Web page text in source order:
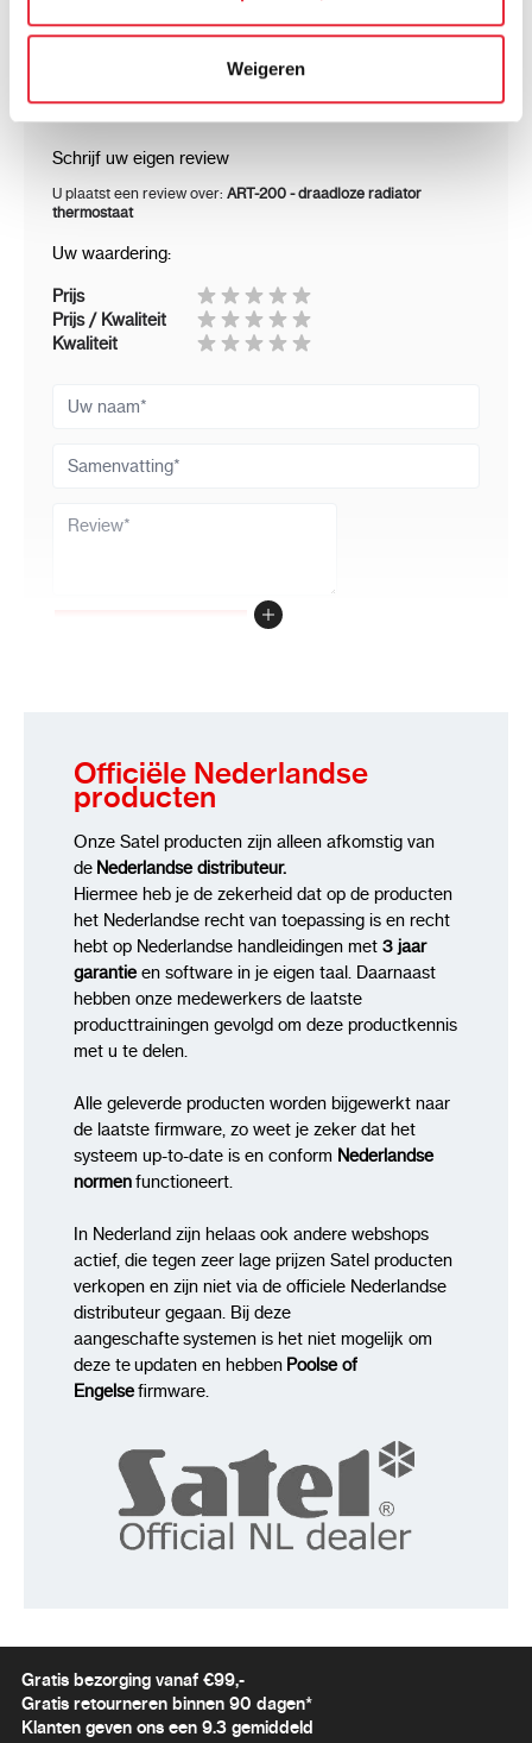
kunnen ontvangen en verwerken.
Weigeren
Schrijf uw eigen review
U plaatst een review over: ART-200 - draadloze radiator
thermostaat
Uw waardering:
Prijs
Prijs / Kwaliteit
Kwaliteit
Uw naam
Samenvatting
Review
Officiële Nederlandse
producten
Onze Satel producten zijn alleen afkomstig van
de Nederlandse distributeur.
Hiermee heb je de zekerheid dat op de producten
het Nederlandse recht van toepassing is en recht
hebt op Nederlandse handleidingen met 3 jaar
garantieen software in je eigen taal. Daarnaast
hebben onze medewerkers de laatste
producttrainingen gevolgd om deze productkennis
met u te delen.
Alle geleverde producten worden bijgewerkt naar
de laatste firmware, zo weet je zeker dat het
systeem up-to-date is en conform Nederlandse
normenfunctioneert.
In Nederland zijn helaas ook andere webshops
actief, die tegen zeer lage prijzen Satel producten
verkopen en zijn niet via de officiele Nederlandse
distributeur gegaan. Bij deze
aangeschafte systemen is het niet mogelijk om
deze te updaten en hebben Poolse of
Engelsefirmware.
Gratis bezorging vanaf €99,-
Gratis retourneren binnen 90 dagen*
Klanten geven ons een 9.3 gemiddeld